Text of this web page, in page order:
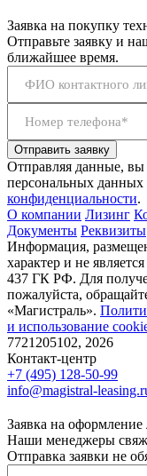
Заявка на покупку
Отправьте заявку и
ближайшее время.
ФИО контактного
Номер телефона*
Отправить заявку
Отправляя данные, вы
персональных данных
конфиденциальности.
О компании Лизинг
Документы Реквизиты
Информация,
характер и не
437 ГК РФ. Для
пожалуйста,
«Магистраль».
и использование
7721205102, 2026
Контакт-центр
+7 (495) 128-50-99
info@magistral-
Заявка на оформление
Наши менеджеры
Отправка заявки не